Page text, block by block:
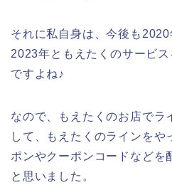
それに私自身は、今後も
2023年ともえたくのサービ
ですよね♪
なので、もえたくのお店でラ
して、もえたくのラインをや
ポンやクーポンコードなどを
と思いました。